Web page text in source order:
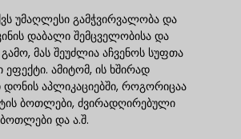
უმაღლესი გამჭვირვალობა და
დაბალი შემცველობისა და
მას შეუძლია აჩვენოს სუფთა
ამიტომ, ის ხშირად
დონის აპლიკაციებში, როგორიცაა
ბოთლები, ძვირადღირებული
და ა.შ.